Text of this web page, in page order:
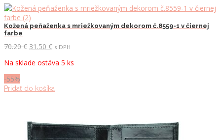
Kožená peňaženka s mriežkovaným dekorom č.8559-1 v čiernej
farbe
70.20€ Pôvodná
bola:
31.50 €Aktuálna
je:
s DPH
Na sklade ostáva 5 ks
-55%
Pridať do košíka